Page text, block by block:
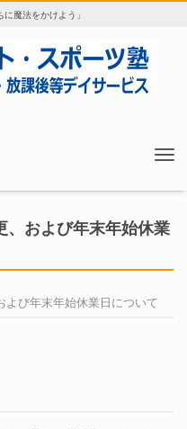
魔法をかけよう」
、および年末年始休業
よび年末年始休業日について